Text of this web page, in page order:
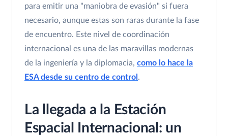
para emitir una "maniobra de evasión" si fuera
necesario, aunque estas son raras durante la fase
de encuentro. Este nivel de coordinación
internacional es una de las maravillas modernas
de la ingeniería y la diplomacia, como lo hace la
ESA desde su centro de control .
La llegada a la Estación
Espacial Internacional: un